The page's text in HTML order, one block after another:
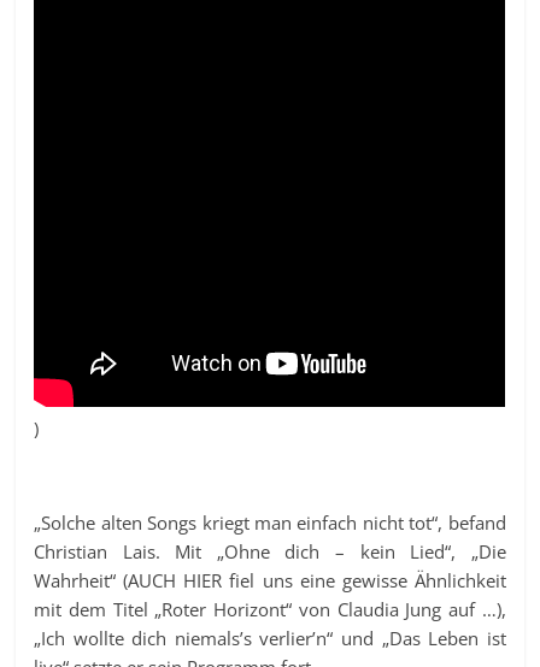
)
„Solche alten Songs kriegt man einfach nicht tot“, befand
Christian Lais. Mit „Ohne dich – kein Lied“, „Die
Wahrheit“ (AUCH HIER fiel uns eine gewisse Ähnlichkeit
mit dem Titel „Roter Horizont“ von Claudia Jung auf …),
„Ich wollte dich niemals’s verlier’n“ und „Das Leben ist